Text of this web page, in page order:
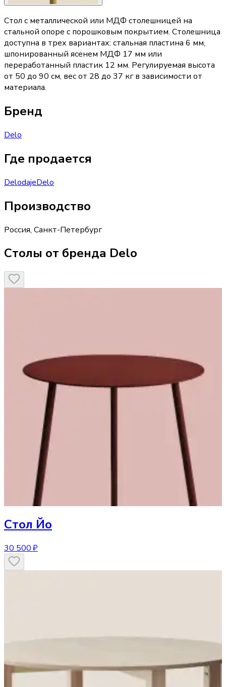
Стол с металлической или МДФ столешницей на
стальной опоре с порошковым покрытием. Столешница
доступна в трех вариантах: стальная пластина 6 мм,
шпонированный ясенем МДФ 17 мм или
переработанный пластик 12 мм. Регулируемая высота
от 50 до 90 см, вес от 28 до 37 кг в зависимости от
материала.
Бренд
Delo
Где продается
DelodajeDelo
Производство
Россия, Санкт-Петербург
Столы от бренда Delo
Стол Йо
30 500 ₽